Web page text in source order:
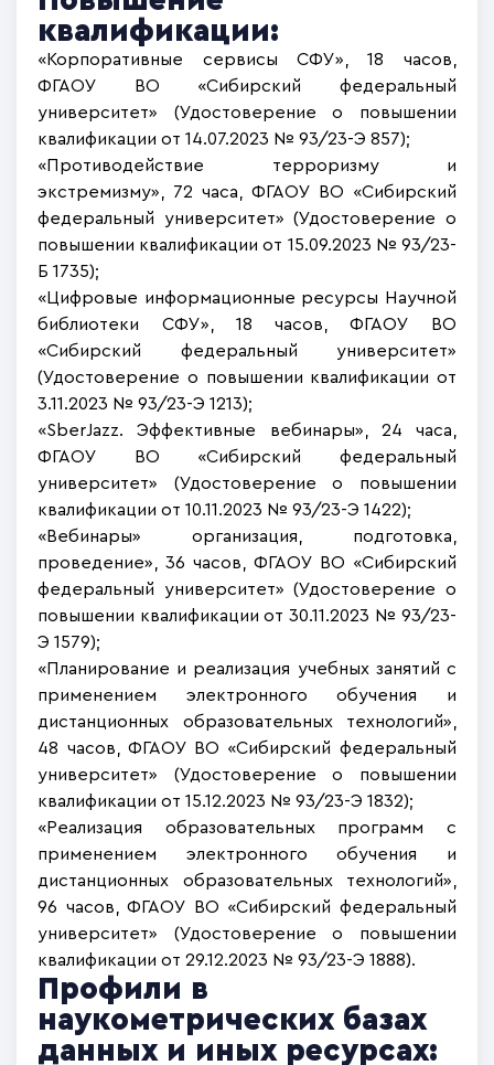
квалификации:
«Корпоративные сервисы СФУ», 18 часов,
ФГАОУ ВО «Сибирский федеральный
университет» (Удостоверение о повышении
квалификации от 14.07.2023 № 93/23-Э 857);
«Противодействие терроризму и
экстремизму», 72 часа, ФГАОУ ВО «Сибирский
федеральный университет» (Удостоверение о
повышении квалификации от 15.09.2023 № 93/23-
Б 1735);
«Цифровые информационные ресурсы Научной
библиотеки СФУ», 18 часов, ФГАОУ ВО
«Сибирский федеральный университет»
(Удостоверение о повышении квалификации от
3.11.2023 № 93/23-Э 1213);
«SberJazz. Эффективные вебинары», 24 часа,
ФГАОУ ВО «Сибирский федеральный
университет» (Удостоверение о повышении
квалификации от 10.11.2023 № 93/23-Э 1422);
«Вебинары» организация, подготовка,
проведение», 36 часов, ФГАОУ ВО «Сибирский
федеральный университет» (Удостоверение о
повышении квалификации от 30.11.2023 № 93/23-
Э 1579);
«Планирование и реализация учебных занятий с
применением электронного обучения и
дистанционных образовательных технологий»,
48 часов, ФГАОУ ВО «Сибирский федеральный
университет» (Удостоверение о повышении
квалификации от 15.12.2023 № 93/23-Э 1832);
«Реализация образовательных программ с
применением электронного обучения и
дистанционных образовательных технологий»,
96 часов, ФГАОУ ВО «Сибирский федеральный
университет» (Удостоверение о повышении
квалификации от 29.12.2023 № 93/23-Э 1888).
Профили в
наукометрических базах
данных и иных ресурсах: